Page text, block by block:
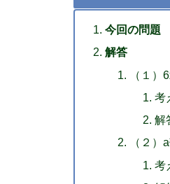
今回の問題
解答
（１）
考
解
（２）
考